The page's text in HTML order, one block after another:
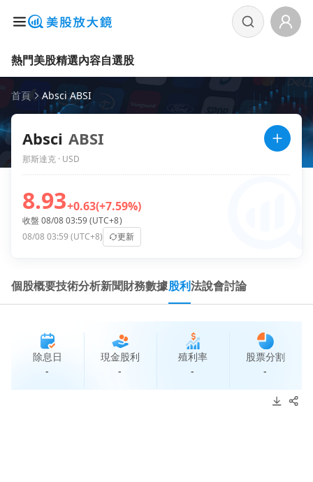
熱門美股精選內容自選股
首頁 Absci ABSI
Absci ABSI
那斯達克 · USD
8.93+0.63(+7.59%)
收盤 08/08 03:59 (UTC+8)
08/08 03:59 (UTC+8)
更新
個股概要技術分析新聞財務數據股利法說會討論
除息日
-
現金股利
-
殖利率
-
股票分割
-